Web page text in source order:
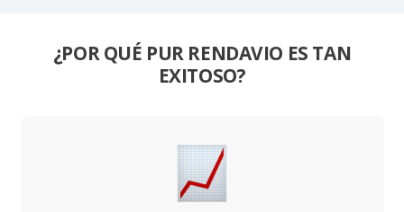
¿POR QUÉ PUR RENDAVIO ES TAN
EXITOSO?